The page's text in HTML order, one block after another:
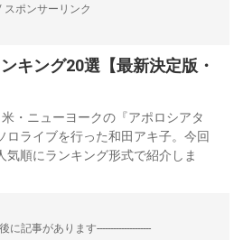
スポンサーリンク
キング20選【最新決定版・
・ニューヨークの『アポロシアタ
ロライブを行った和田アキ子。今回
気順にランキング形式で紹介しま
に記事があります--------------------